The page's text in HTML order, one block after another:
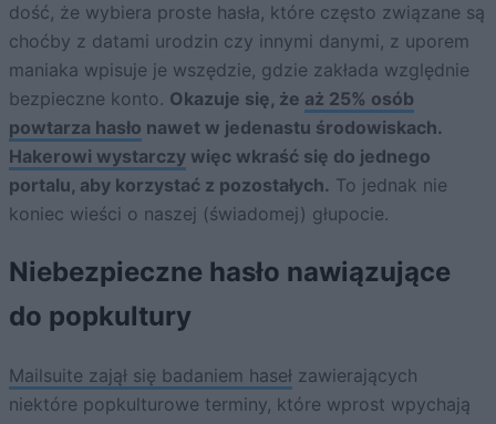
dość, że wybiera proste hasła, które często związane są
choćby z datami urodzin czy innymi danymi, z uporem
maniaka wpisuje je wszędzie, gdzie zakłada względnie
bezpieczne konto. Okazuje się, że aż 25% osób
powtarza hasło nawet w jedenastu środowiskach.
Hakerowi wystarczy więc wkraść się do jednego
portalu, aby korzystać z pozostałych. To jednak nie
koniec wieści o naszej (świadomej) głupocie.
Niebezpieczne hasło nawiązujące
do popkultury
Mailsuite zajął się badaniem haseł zawierających
niektóre popkulturowe terminy, które wprost wpychają